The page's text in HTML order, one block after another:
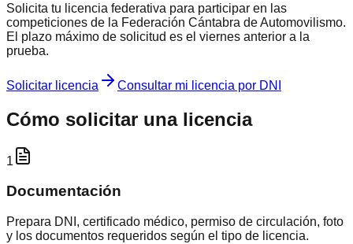
Solicita tu licencia federativa para participar en las
competiciones de la Federación Cántabra de Automovilismo.
El plazo máximo de solicitud es el viernes anterior a la
prueba.
Solicitar licencia Consultar mi licencia por DNI
Cómo solicitar una licencia
1
Documentación
Prepara DNI, certificado médico, permiso de circulación, foto
y los documentos requeridos según el tipo de licencia.